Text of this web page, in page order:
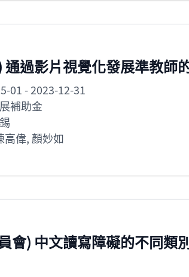
通過影片視覺化發展準教師
01- 2023-12-31
補助金
高偉, 顏妙如
會) 中文讀寫障礙的不同類